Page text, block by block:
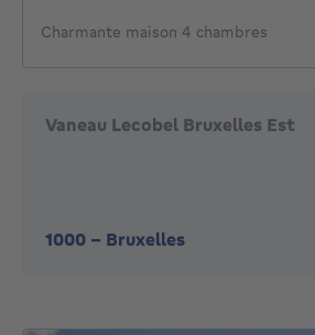
Charmante maison 4 chambres
Vaneau Lecobel Bruxelles Est
1000 - Bruxelles